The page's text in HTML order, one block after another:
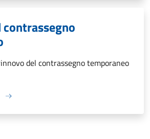
del contrassegno temporaneo